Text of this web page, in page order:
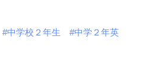
#中学校２年生
#中学２年英